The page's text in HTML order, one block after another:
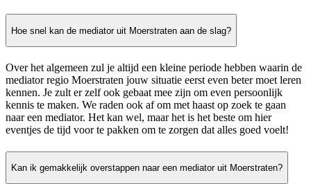
Hoe snel kan de mediator uit Moerstraten aan de slag?
Over het algemeen zul je altijd een kleine periode hebben waarin de
mediator regio Moerstraten jouw situatie eerst even beter moet leren
kennen. Je zult er zelf ook gebaat mee zijn om even persoonlijk
kennis te maken. We raden ook af om met haast op zoek te gaan
naar een mediator. Het kan wel, maar het is het beste om hier
eventjes de tijd voor te pakken om te zorgen dat alles goed voelt!
Kan ik gemakkelijk overstappen naar een mediator uit Moerstraten?